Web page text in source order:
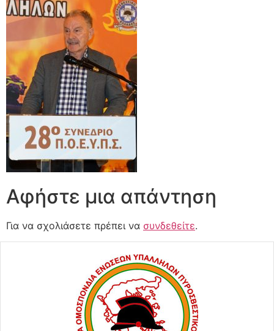
Αφήστε μια απάντηση
Για να σχολιάσετε πρέπει να συνδεθείτε.